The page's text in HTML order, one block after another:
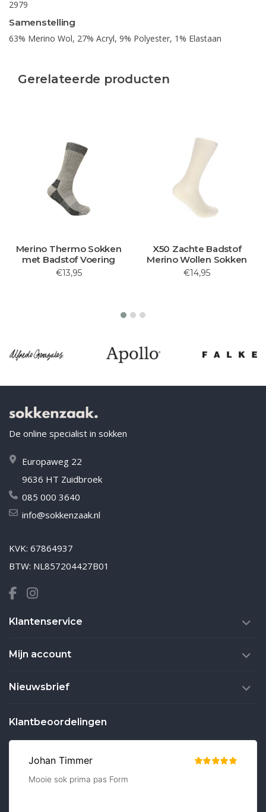
2979
Samenstelling
63% Merino Wol, 27% Acryl, 9% Polyester, 1% Elastaan
Gerelateerde producten
Merino Thermo Sokken
met Badstof Voering
€13,95
X50 Zachte Badstof
Merino Wollen Sokken
€14,95
De online specialist in sokken
Europaweg 22
9636 HT Zuidbroek
085 000 3640
info@sokkenzaak.nl
KVK: 67864937
BTW: NL857204427B01
Klantenservice
Mijn account
Nieuwsbrief
Klantbeoordelingen